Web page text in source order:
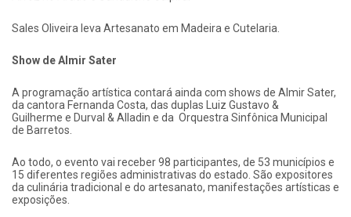
Sales Oliveira leva Artesanato em Madeira e Cutelaria.
Show de Almir Sater
A programação artística contará ainda com shows de Almir Sater,
da cantora Fernanda Costa, das duplas Luiz Gustavo &
Guilherme e Durval & Alladin e da Orquestra Sinfônica Municipal
de Barretos.
Ao todo, o evento vai receber 98 participantes, de 53 municípios e
15 diferentes regiões administrativas do estado. São expositores
da culinária tradicional e do artesanato, manifestações artísticas e
exposições.